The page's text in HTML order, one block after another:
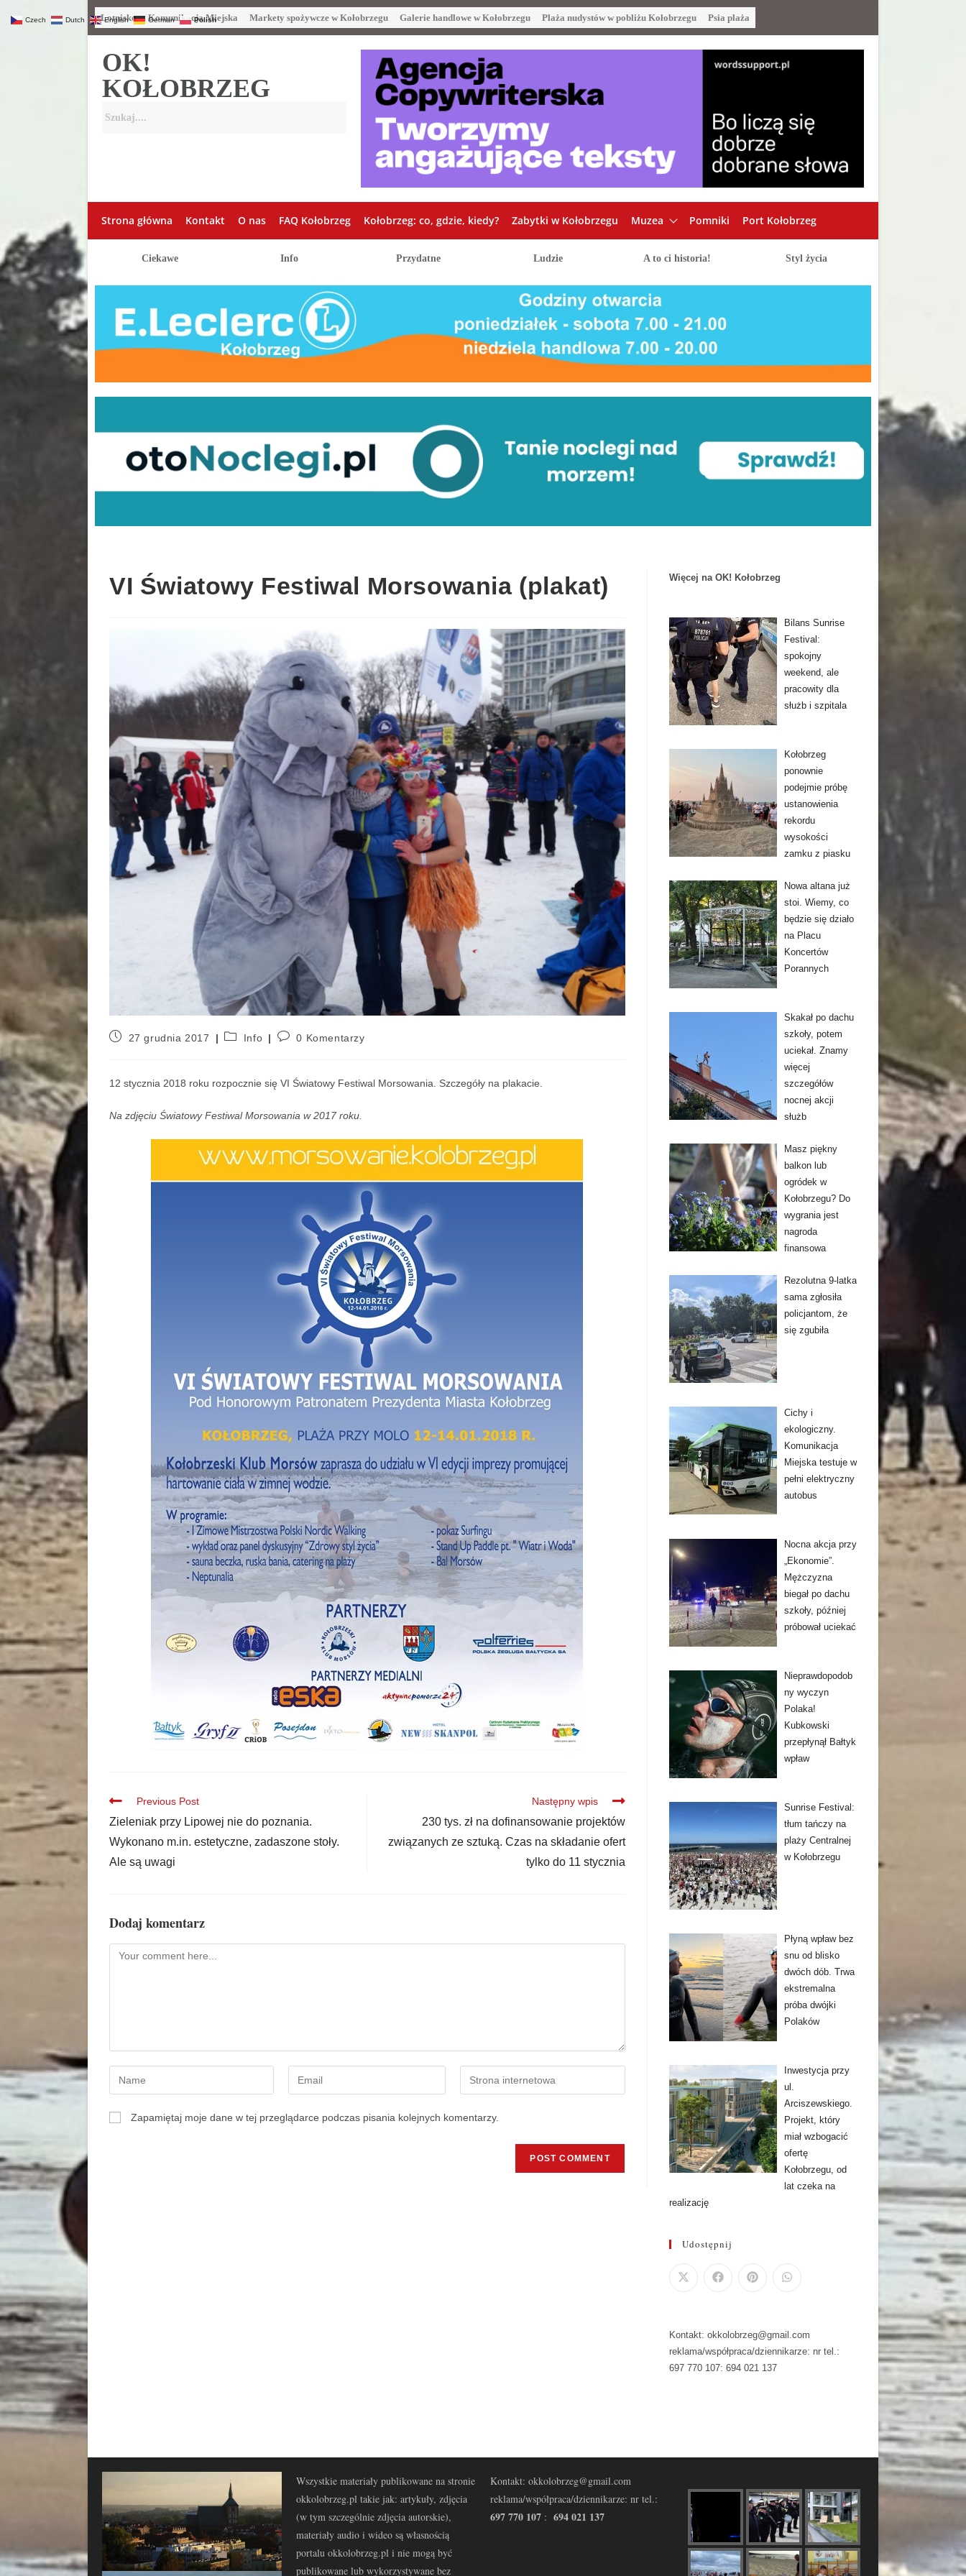
Lotnisko Komunikacja Miejska Markety spożywcze w Kołobrzegu Galerie handlowe w Kołobrzegu Plaża nudystów w pobliżu Kołobrzegu Psia plaża
OK!
KOŁOBRZEG
Strona główna Kontakt O nas FAQ Kołobrzeg Kołobrzeg: co, gdzie, kiedy? Zabytki w Kołobrzegu Muzea Pomniki Port Kołobrzeg
Ciekawe Info Przydatne Ludzie A to ci historia! Styl życia
VI Światowy Festiwal Morsowania (plakat)
27 grudnia 2017 Info 0 Komentarzy
12 stycznia 2018 roku rozpocznie się VI Światowy Festiwal Morsowania. Szczegóły na plakacie.
Na zdjęciu Światowy Festiwal Morsowania w 2017 roku.
Previous Post
Zieleniak przy Lipowej nie do poznania.
Wykonano m.in. estetyczne, zadaszone stoły.
Ale są uwagi
Następny wpis
230 tys. zł na dofinansowanie projektów
związanych ze sztuką. Czas na składanie ofert
tylko do 11 stycznia
Dodaj komentarz
Zapamiętaj moje dane w tej przeglądarce podczas pisania kolejnych komentarzy.
Więcej na OK! Kołobrzeg
Bilans Sunrise
Festival:
spokojny
weekend, ale
pracowity dla
służb i szpitala
Kołobrzeg
ponownie
podejmie próbę
ustanowienia
rekordu
wysokości
zamku z piasku
Nowa altana już
stoi. Wiemy, co
będzie się działo
na Placu
Koncertów
Porannych
Skakał po dachu
szkoły, potem
uciekał. Znamy
więcej
szczegółów
nocnej akcji
służb
Masz piękny
balkon lub
ogródek w
Kołobrzegu? Do
wygrania jest
nagroda
finansowa
Rezolutna 9-latka
sama zgłosiła
policjantom, że
się zgubiła
Cichy i
ekologiczny.
Komunikacja
Miejska testuje w
pełni elektryczny
autobus
Nocna akcja przy
„Ekonomie”.
Mężczyzna
biegał po dachu
szkoły, później
próbował uciekać
Nieprawdopodob
ny wyczyn
Polaka!
Kubkowski
przepłynął Bałtyk
wpław
Sunrise Festival:
tłum tańczy na
plaży Centralnej
w Kołobrzegu
Płyną wpław bez
snu od blisko
dwóch dób. Trwa
ekstremalna
próba dwójki
Polaków
Inwestycja przy
ul.
Arciszewskiego.
Projekt, który
miał wzbogacić
ofertę
Kołobrzegu, od
lat czeka na
realizację
Udostępnij
Kontakt: okkolobrzeg@gmail.com
reklama/współpraca/dziennikarze: nr tel.:
697 770 107: 694 021 137
Wszystkie materiały publikowane na stronie
okkolobrzeg.pl takie jak: artykuły, zdjęcia
(w tym szczególnie zdjęcia autorskie),
materiały audio i wideo są własnością
portalu okkolobrzeg.pl i nie mogą być
publikowane lub wykorzystywane bez
Kontakt: okkolobrzeg@gmail.com
reklama/współpraca/dziennikarze: nr tel.:
697 770 107 : 694 021 137
Czech Dutch English German Polish